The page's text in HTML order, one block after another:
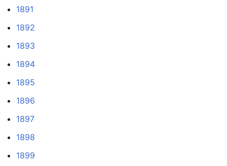
1891
1892
1893
1894
1895
1896
1897
1898
1899